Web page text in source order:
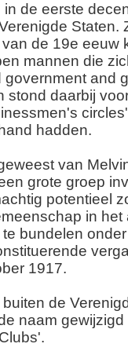
de eerste
Staten.
de 19e eeuw
mannen die
and
stond daarbij
hadden.
van
grote groep
potentieel
in
bundelen
1917.
de
naam